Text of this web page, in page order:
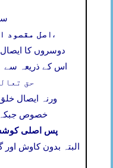
اصل مقصود ،
دوسروں کا
اس کے ذریعہ سے
حق
ورنہ ایصال
خصوص جبکہ
پس اصلی کوشش
البتہ بدون کاوش